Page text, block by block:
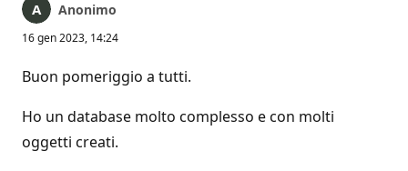
Anonimo
16 gen 2023, 14:24
Buon pomeriggio a tutti.
Ho un database molto complesso e con molti
oggetti creati.